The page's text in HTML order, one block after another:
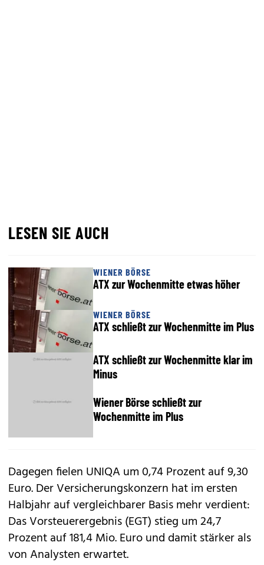
LESEN SIE AUCH
WIENER BÖRSE
ATX zur Wochenmitte etwas höher
WIENER BÖRSE
ATX schließt zur Wochenmitte im Plus
ATX schließt zur Wochenmitte klar im
Minus
Wiener Börse schließt zur
Wochenmitte im Plus
Dagegen fielen UNIQA um 0,74 Prozent auf 9,30
Euro. Der Versicherungskonzern hat im ersten
Halbjahr auf vergleichbarer Basis mehr verdient:
Das Vorsteuerergebnis (EGT) stieg um 24,7
Prozent auf 181,4 Mio. Euro und damit stärker als
von Analysten erwartet.